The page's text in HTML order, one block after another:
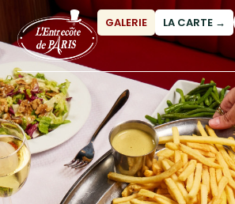
GALERIE LA CARTE →